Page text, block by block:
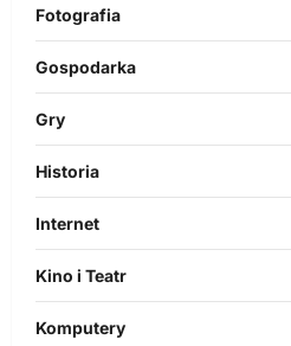
Fotografia
Gospodarka
Gry
Historia
Internet
Kino i Teatr
Komputery